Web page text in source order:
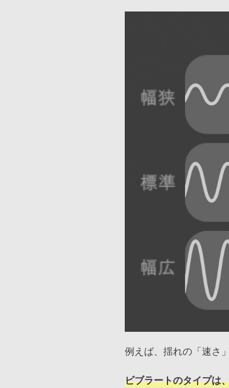
例えば、揺れの「速さ
ビブラートのタイプは